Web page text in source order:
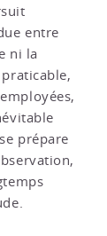
entre
ni la
prépare